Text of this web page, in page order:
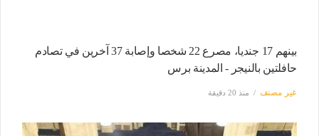
بينهم 17 جنديا، مصرع 22 شخصا وإصابة 37 آخرين في تصادم
حافلتين بالنيجر - المدينة برس
غير مصنف منذ 20 دقيقة